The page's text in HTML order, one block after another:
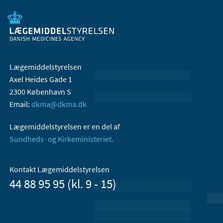
Lægemiddelstyrelsen
Axel Heides Gade 1
2300 København S
Email: dkma@dkma.dk
Lægemiddelstyrelsen er en del af
Sundheds- og Kirkeministeriet.
Kontakt Lægemiddelstyrelsen
44 88 95 95 (kl. 9 - 15)